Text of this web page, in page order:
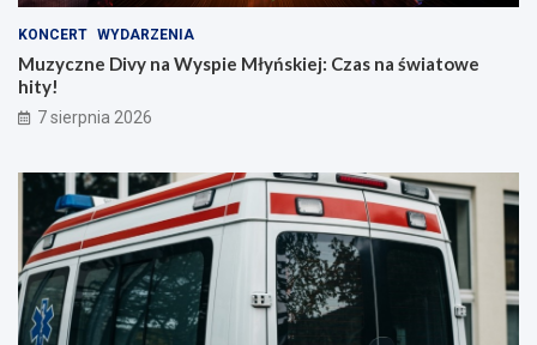
KONCERT WYDARZENIA
Muzyczne Divy na Wyspie Młyńskiej: Czas na światowe
hity!
7 sierpnia 2026